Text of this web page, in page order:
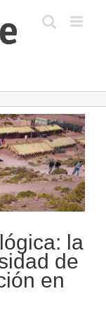
la
de
en